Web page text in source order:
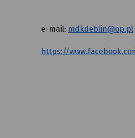
e-mail: mdkdeblin@op.pl
https://